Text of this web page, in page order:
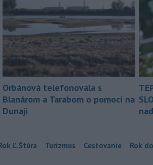
Orbánová telefonovala s
Blanárom a Tarabom o pomoci na
Dunaji
Ľ.Štúra Turizmus Cestovanie Rok